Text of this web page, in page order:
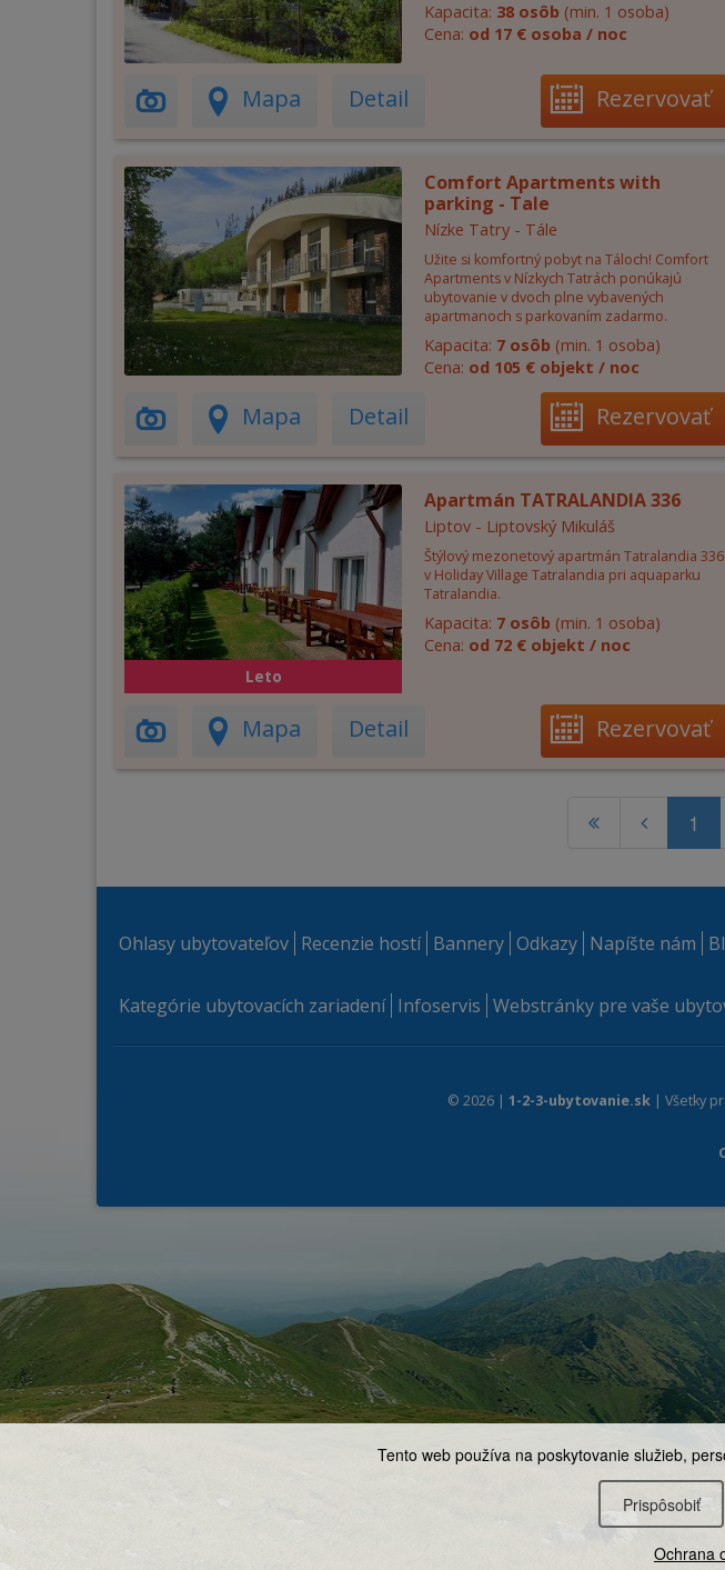
Tento web používa na poskytovanie služieb,
Prispôsobiť
Ochrana
Kapacita: 38 osôb (min. 1 osoba)
Cena: od 17 € osoba / noc
Mapa Detail Rezervovať
Comfort Apartments with
parking - Tale
Nízke Tatry - Tále
Užite si komfortný pobyt na Táloch! Comfort
Apartments v Nízkych Tatrách ponúkajú
ubytovanie v dvoch plne vybavených
apartmanoch s parkovaním zadarmo.
Kapacita: 7 osôb (min. 1 osoba)
Cena: od 105 € objekt / noc
Mapa Detail Rezervovať
Leto
Apartmán TATRALANDIA 336
Liptov - Liptovský Mikuláš
Štýlový mezonetový apartmán Tatralandia 336
v Holiday Village Tatralandia pri aquaparku
Tatralandia.
Kapacita: 7 osôb (min. 1 osoba)
Cena: od 72 € objekt / noc
Mapa Detail Rezervovať
1
Ohlasy ubytovateľov Recenzie hostí Bannery Odkazy Napíšte nám
Kategórie ubytovacích zariadení Infoservis Webstránky pre vaše
© 2026 | 1-2-3-ubytovanie.sk| Všetky